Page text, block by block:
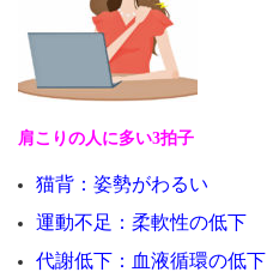
肩こりの人に多い3拍子
猫背：姿勢がわるい
運動不足：柔軟性の低下
代謝低下：血液循環の低下